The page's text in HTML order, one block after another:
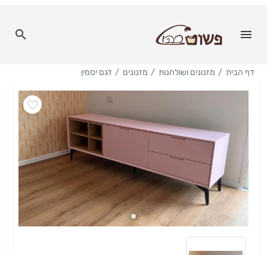
דף הבית מזנונים ושולחנות מזנונים דגם יסמין